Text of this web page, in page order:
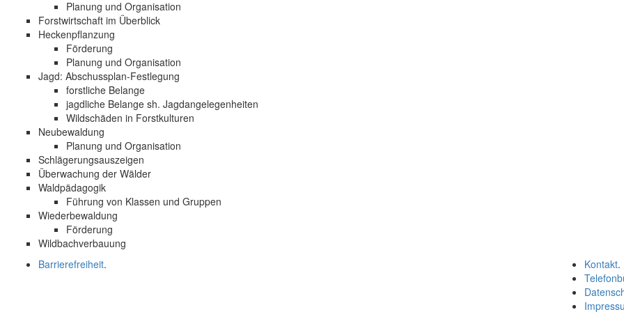
Planung und Organisation
Forstwirtschaft im Überblick
Heckenpflanzung
Förderung
Planung und Organisation
Jagd: Abschussplan-Festlegung
forstliche Belange
jagdliche Belange sh. Jagdangelegenheiten
Wildschäden in Forstkulturen
Neubewaldung
Planung und Organisation
Schlägerungsauszeigen
Überwachung der Wälder
Waldpädagogik
Führung von Klassen und Gruppen
Wiederbewaldung
Förderung
Wildbachverbauung
Kontakt.
Barrierefreiheit.